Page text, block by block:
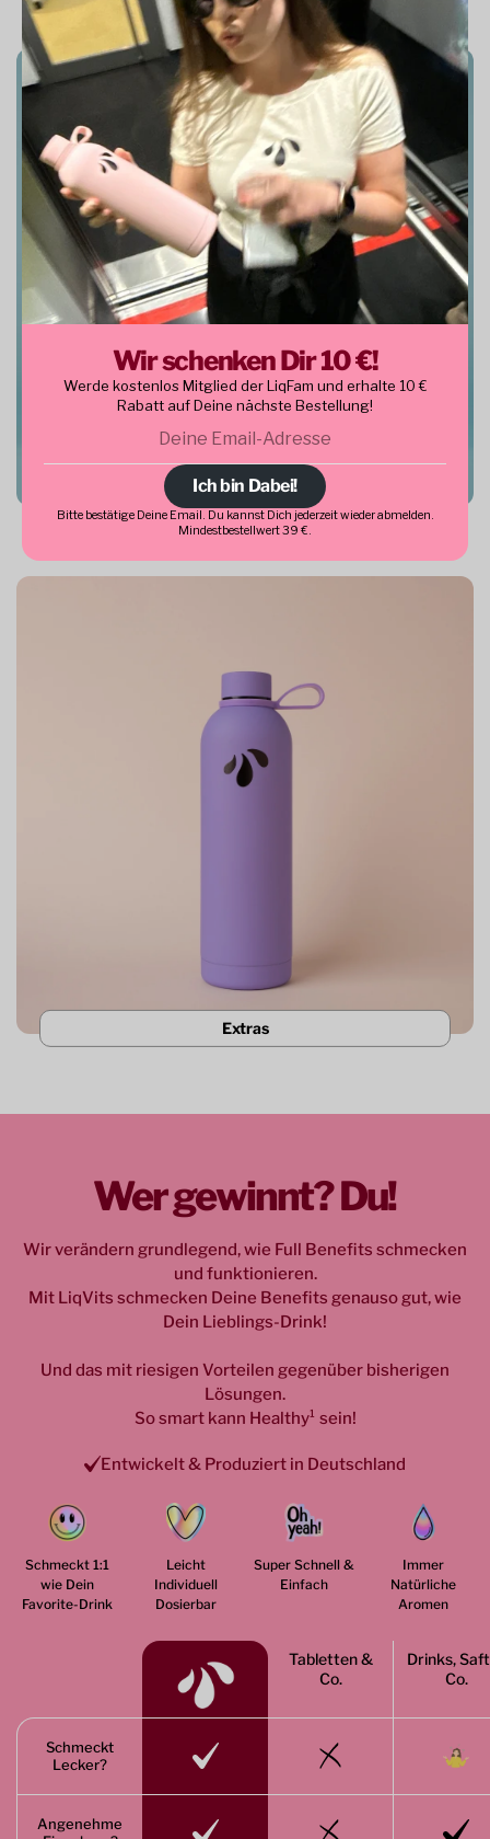
Wir schenken Dir 10 €!
Werde kostenlos Mitglied der LiqFam und erhalte 10 €
Rabatt auf Deine nächste Bestellung!
Mail
Ich bin Dabei!
Bitte bestätige Deine Email. Du kannst Dich jederzeit wieder abmelden.
Mindestbestellwert 39 €.
Extras
Wer gewinnt? Du!
Wir verändern grundlegend, wie Full Benefits schmecken
und funktionieren.
Mit LiqVits schmecken Deine Benefits genauso gut, wie
Dein Lieblings-Drink!
Und das mit riesigen Vorteilen gegenüber bisherigen
Lösungen.
So smart kann Healthy¹ sein!
Entwickelt & Produziert in Deutschland
Schmeckt 1:1
wie Dein
Favorite-Drink
Leicht
Individuell
Dosierbar
Super Schnell &
Einfach
Immer
Natürliche
Aromen
Schmeckt
Lecker?
Angenehme
Tabletten &
Co.
Drinks,
Co.